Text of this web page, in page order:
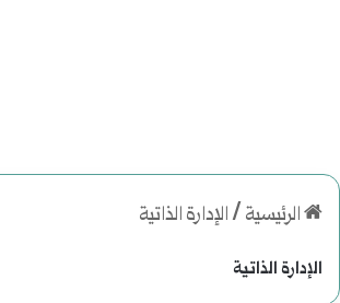
الرئيسية /الإدارة الذاتية
الإدارة الذاتية